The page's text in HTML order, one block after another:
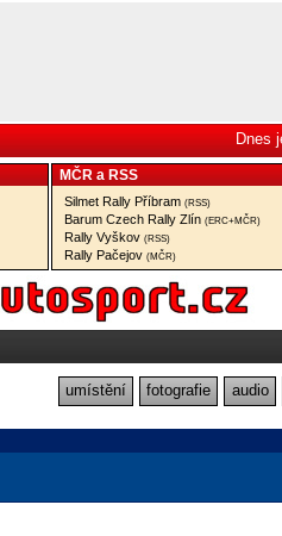
Dnes
MČR a RSS
Silmet Rally Příbram (RSS)
Barum Czech Rally Zlín (ERC+MČR)
Rally Vyškov (RSS)
Rally Pačejov (MČR)
umístění fotografie audio